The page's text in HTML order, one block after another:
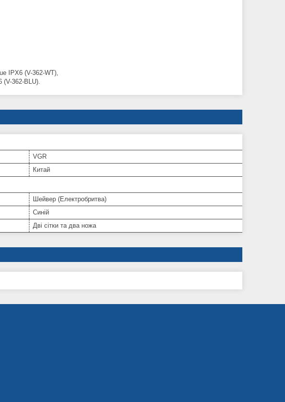
IPX6 (V-362-WT),
(V-362-BLU).
VGR
Китай
Шейвер (Електробритва)
Синій
Дві сітки та два ножа